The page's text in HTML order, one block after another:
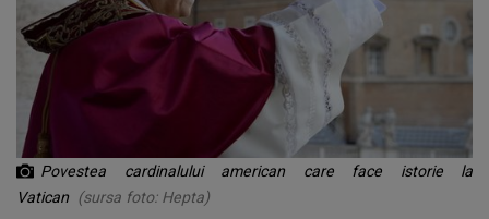
Povestea cardinalului american care face istorie la
Vatican (sursa foto: Hepta)